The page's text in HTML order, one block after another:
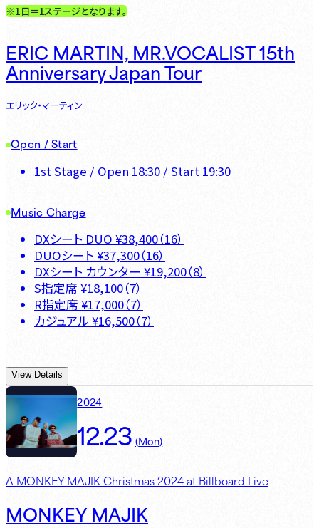
※1日＝1ステージとなります。
ERIC MARTIN, MR.VOCALIST 15th
Anniversary Japan Tour
エリック・マーティン
Open / Start
1st Stage / Open 18:30 / Start 19:30
Music Charge
DXシート DUO ¥38,400（16）
DUOシート ¥37,300（16）
DXシート カウンター ¥19,200（8）
S指定席 ¥18,100（7）
R指定席 ¥17,000（7）
カジュアル ¥16,500（7）
View Details
2024
12.23 (Mon)
A MONKEY MAJIK Christmas 2024 at Billboard Live
MONKEY MAJIK